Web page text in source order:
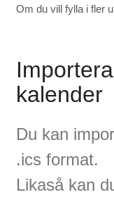
Om du vill fylla i fler
kalender
Du kan
.ics format.
Likaså kan